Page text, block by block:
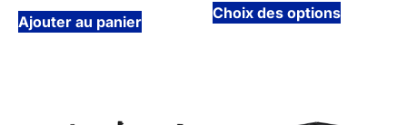
Ajouter au panier Choix des options